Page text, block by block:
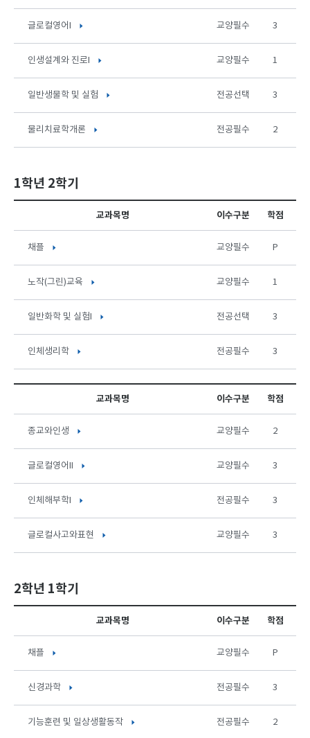
글로컬영어I 교양필수 3
인생설계와 진로I 교양필수 1
일반생물학 및 실험 전공선택 3
물리치료학개론 전공필수 2
1학년 2학기
교과목명 이수구분 학점
채플 교양필수 P
노작(그린)교육 교양필수 1
일반화학 및 실험I 전공선택 3
인체생리학 전공필수 3
교과목명 이수구분 학점
종교와인생 교양필수 2
글로컬영어II 교양필수 3
인체해부학I 전공필수 3
글로컬사고와표현 교양필수 3
2학년 1학기
교과목명 이수구분 학점
채플 교양필수 P
신경과학 전공필수 3
기능훈련 및 일상생활동작 전공필수 2